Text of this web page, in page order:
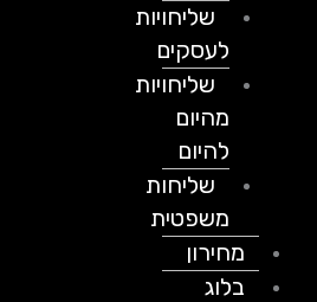
שליחויות
לעסקים
שליחויות
מהיום
להיום
שליחות
משפטית
מחירון
בלוג